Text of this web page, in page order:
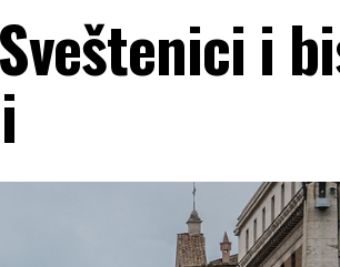
Sveštenici i